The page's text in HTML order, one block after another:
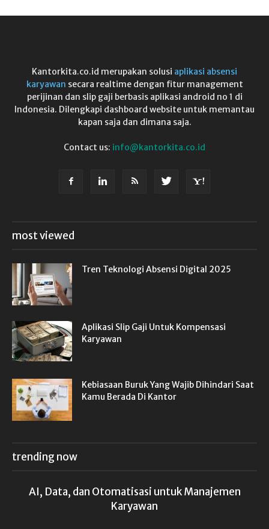
Kantorkita.co.id merupakan solusi aplikasi absensi
karyawan secara realtime dengan fitur management
perijinan dan slip gaji berbasis aplikasi android no 1 di
Indonesia. Dilengkapi dashboard website untuk memantau
kapan saja dan dimana saja.
Contact us: info@kantorkita.co.id
most viewed
Tren Teknologi Absensi Digital 2025
Aplikasi Slip Gaji Untuk Kompensasi
Karyawan
Kebiasaan Buruk Yang Wajib Dihindari Saat
Kamu Berada Di Kantor
trending now
AI, Data, dan Otomatisasi untuk Manajemen
Karyawan